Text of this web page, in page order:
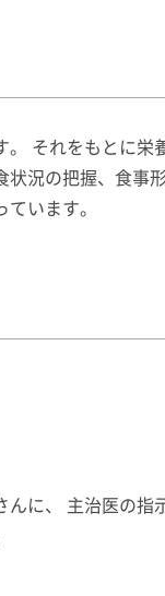
それをもとに
況の把握、食事
います。
に、 主治医の